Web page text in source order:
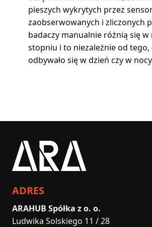
pieszych wykrytych przez
zaobserwowanych i zliczonych
badaczy manualnie różnią się
stopniu i to niezależnie od tego,
odbywało się w dzień czy w
ADRES
ARAHUB Spółka z o. o.
Ludwika Solskiego 11 / 28